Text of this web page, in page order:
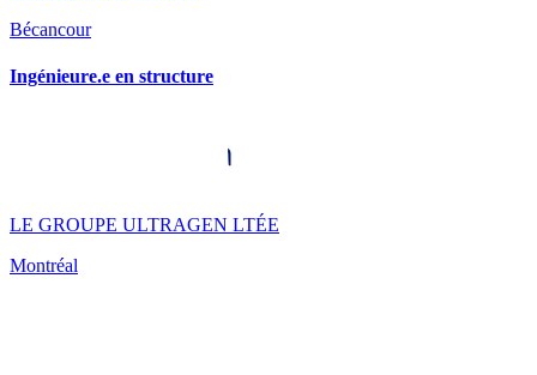
Bécancour
Ingénieure.e en structure
LE GROUPE ULTRAGEN LTÉE
Montréal